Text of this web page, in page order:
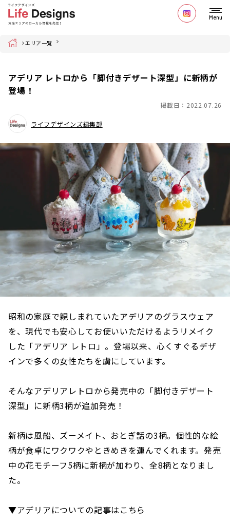
Menu
Home エリア一覧
アデリア レトロから「脚付きデザート深型」に新柄が
登場！
掲載日：2022.07.26
ライフデザインズ編集部
昭和の家庭で親しまれていたアデリアのグラスウェア
を、現代でも安心してお使いいただけるようリメイク
した「アデリア レトロ」。登場以来、心くすぐるデザ
インで多くの女性たちを虜にしています。
そんなアデリアレトロから発売中の「脚付きデザート
深型」に新柄3柄が追加発売！
新柄は風船、ズーメイト、おとぎ話の3柄。個性的な絵
柄が食卓にワクワクやときめきを運んでくれます。発売
中の花モチーフ5柄に新柄が加わり、全8柄となりまし
た。
▼アデリアについての記事はこちら